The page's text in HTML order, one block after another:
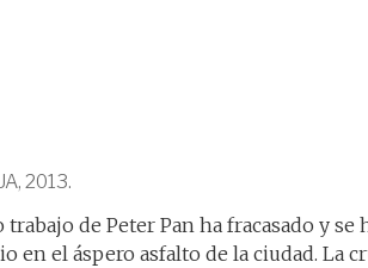
2013.
trabajo de Peter Pan ha fracasado y se
en el áspero asfalto de la ciudad. La